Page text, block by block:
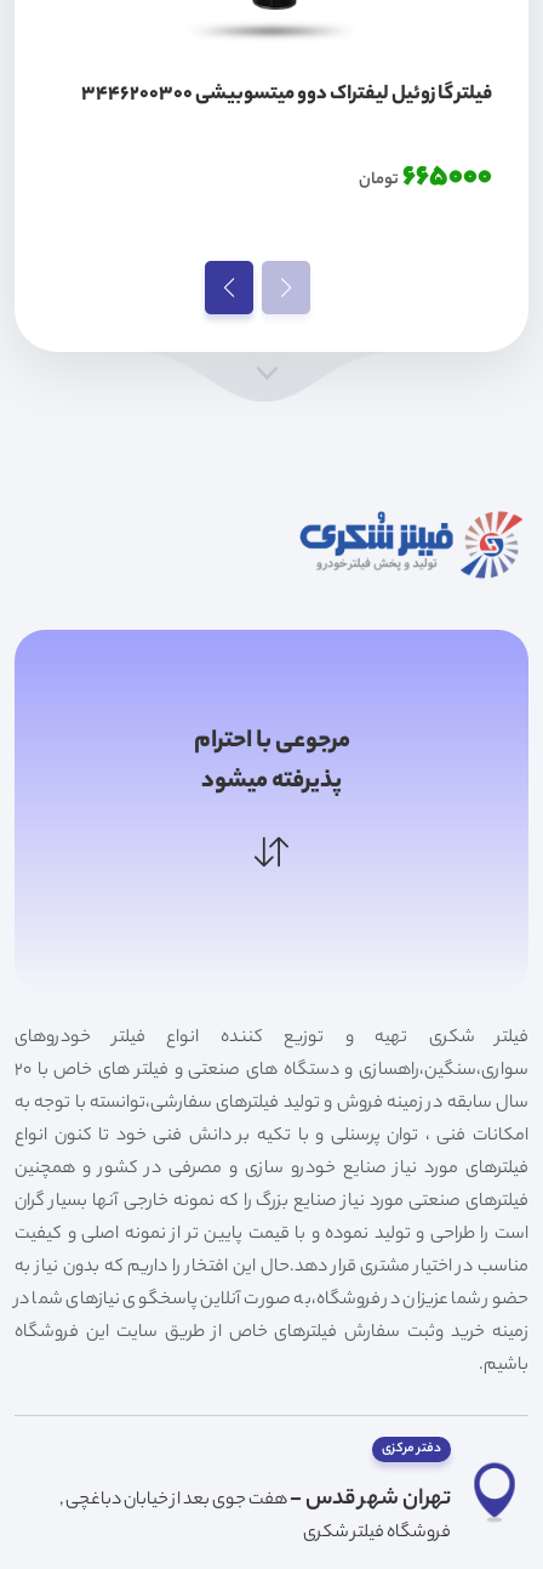
فیلتر گازوئیل لیفتراک دوو میتسوبیشی 3446200300
665000تومان
مرجوعی با احترام
پذیرفته میشود
فیلتر شکری تهیه و توزیع کننده انواع فیلتر خودروهای
سواری،سنگین،راهسازی و دستگاه های صنعتی و فیلتر های خاص با 20
سال سابقه در زمینه فروش و تولید فیلترهای سفارشی،توانسته با توجه به
امکانات فنی ، توان پرسنلی و با تکیه بر دانش فنی خود تا کنون انواع
فیلترهای مورد نیاز صنایع خودرو سازی و مصرفی در کشور و همچنین
فیلترهای صنعتی مورد نیاز صنایع بزرگ را که نمونه خارجی آنها بسیار گران
است را طراحی و تولید نموده و با قیمت پایین تر از نمونه اصلی و کیفیت
مناسب در اختیار مشتری قرار دهد.حال این افتخار را داریم که بدون نیاز به
حضور شما عزیزان در فروشگاه،به صورت آنلاین پاسخگوی نیازهای شما در
زمینه خرید وثبت سفارش فیلترهای خاص از طریق سایت این فروشگاه
باشیم.
دفتر مرکزی
تهران شهر قدس -هفت جوی بعد از خیابان دباغچی ,
فروشگاه فیلتر شکری